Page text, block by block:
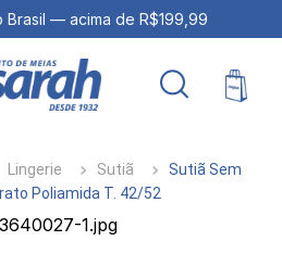
Brasil — acima de R$199,99
Lingerie Sutiã
Sutiã Sem
Poliamida T. 42/52